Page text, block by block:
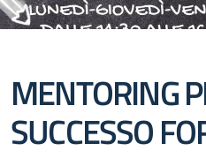
MENTORING
SUCCESSO